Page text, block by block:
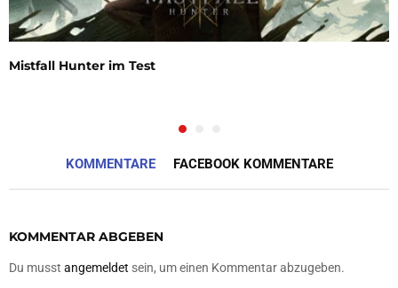
Mistfall Hunter im Test
KOMMENTARE FACEBOOK KOMMENTARE
KOMMENTAR ABGEBEN
Du musst angemeldet sein, um einen Kommentar abzugeben.